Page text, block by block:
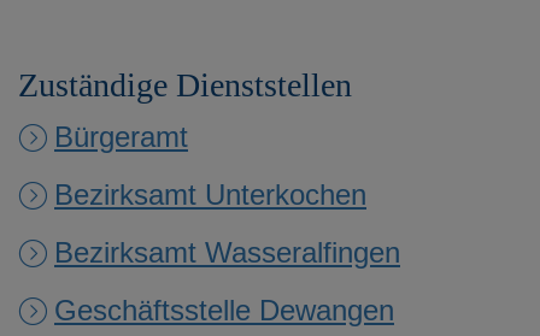
Zuständige Dienststellen
Bürgeramt
Bezirksamt Unterkochen
Bezirksamt Wasseralfingen
Geschäftsstelle Dewangen